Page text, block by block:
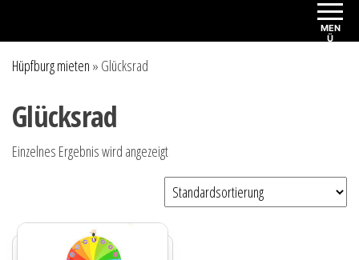
MEN
Ü
Hüpfburg mieten » Glücksrad
Glücksrad
Einzelnes Ergebnis wird angezeigt